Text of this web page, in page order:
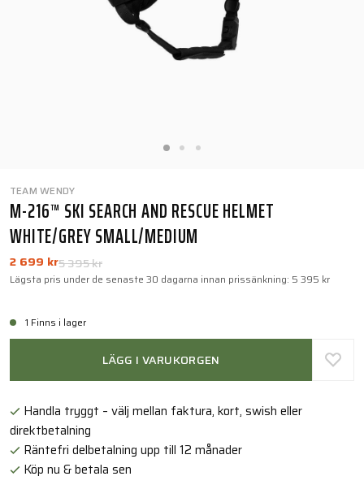
TEAM WENDY
M-216™ SKI SEARCH AND RESCUE HELMET
WHITE/GREY SMALL/MEDIUM
5 395 kr
2 699 kr
Lägsta pris under de senaste 30 dagarna innan prissänkning: 5 395 kr
1 Finns i lager
LÄGG I VARUKORGEN
Handla tryggt – välj mellan faktura, kort, swish eller
direktbetalning
Räntefri delbetalning upp till 12 månader
Köp nu & betala sen